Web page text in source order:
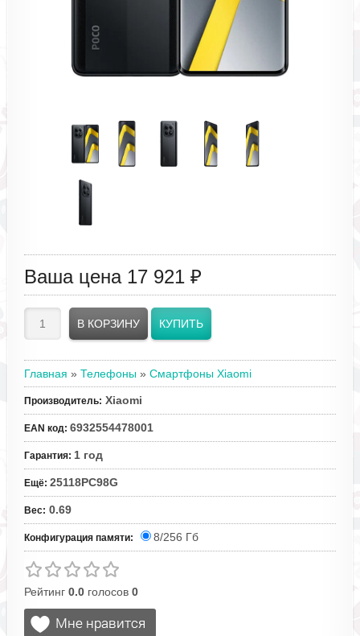
Ваша цена 17 921 ₽
Главная » Телефоны » Смартфоны Xiaomi
Производитель: Xiaomi
EAN код: 6932554478001
Гарантия: 1 год
Ещё: 25118PC98G
Вес: 0.69
Конфигурация памяти: 8/256 Гб
Рейтинг 0.0голосов 0